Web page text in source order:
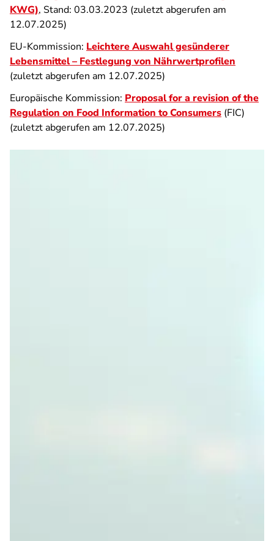
KWG), Stand: 03.03.2023 (zuletzt abgerufen am
12.07.2025)
EU-Kommission: Leichtere Auswahl gesünderer
Lebensmittel – Festlegung von Nährwertprofilen
(zuletzt abgerufen am 12.07.2025)
Europäische Kommission: Proposal for a revision of the
Regulation on Food Information to Consumers (FIC)
(zuletzt abgerufen am 12.07.2025)